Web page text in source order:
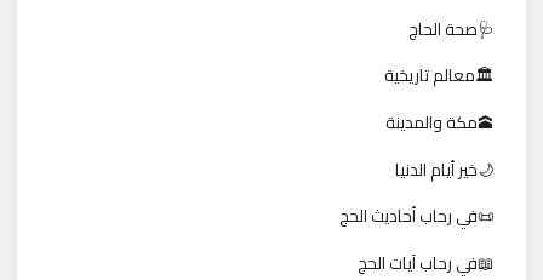
🩺صحة الحاج
🏛️معالم تاريخية
🕋مكة والمدينة
🌙خير أيام الدنيا
📜في رحاب أحاديث الحج
📖في رحاب آيات الحج